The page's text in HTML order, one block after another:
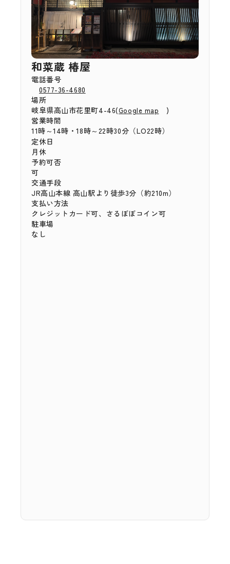
和菜蔵 椿屋
電話番号
0577-36-4680
場所
岐阜県高山市花里町4-46(Google map
)
営業時間
11時～14時・18時～22時30分（LO22時）
定休日
月休
予約可否
可
交通手段
JR高山本線 高山駅より徒歩3分（約210m）
支払い方法
クレジットカード可、さるぼぼコイン可
駐車場
なし